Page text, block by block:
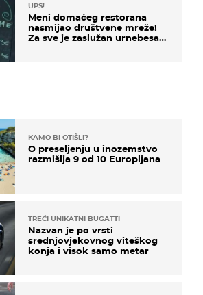
UPS!
Meni domaćeg restorana
nasmijao društvene mreže!
Za sve je zaslužan urnebesan
KAMO BI OTIŠLI?
O preseljenju u inozemstvo
razmišlja 9 od 10 Europljana
TREĆI UNIKATNI BUGATTI
Nazvan je po vrsti
srednjovjekovnog viteškog
konja i visok samo metar